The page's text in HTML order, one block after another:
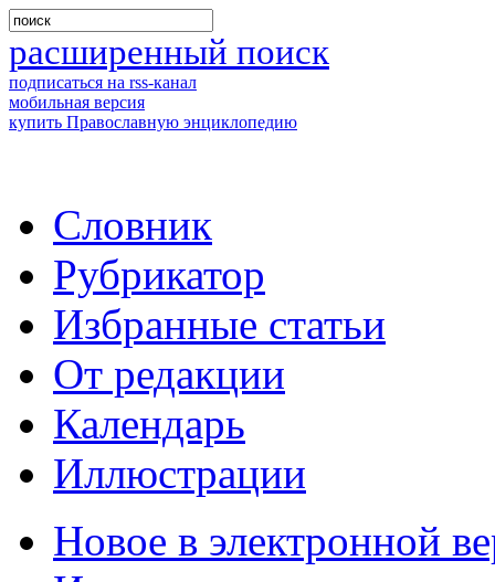
расширенный поиск
подписаться на rss-канал
мобильная версия
купить Православную энциклопедию
Словник
Рубрикатор
Избранные статьи
От редакции
Календарь
Иллюстрации
Новое в электронной